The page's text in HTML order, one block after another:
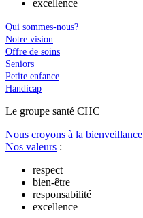
excellence
Qui sommes-nous?
Notre vision
Offre de soins
Seniors
Petite enfance
Handicap
Le groupe santé CHC
Nous croyons à la bienveillance
Nos valeurs :
respect
bien-être
responsabilité
excellence